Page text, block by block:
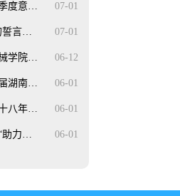
07-01
度意…
07-01
誓言…
06-12
学院…
06-01
湖南…
06-01
八年…
06-01
助力…